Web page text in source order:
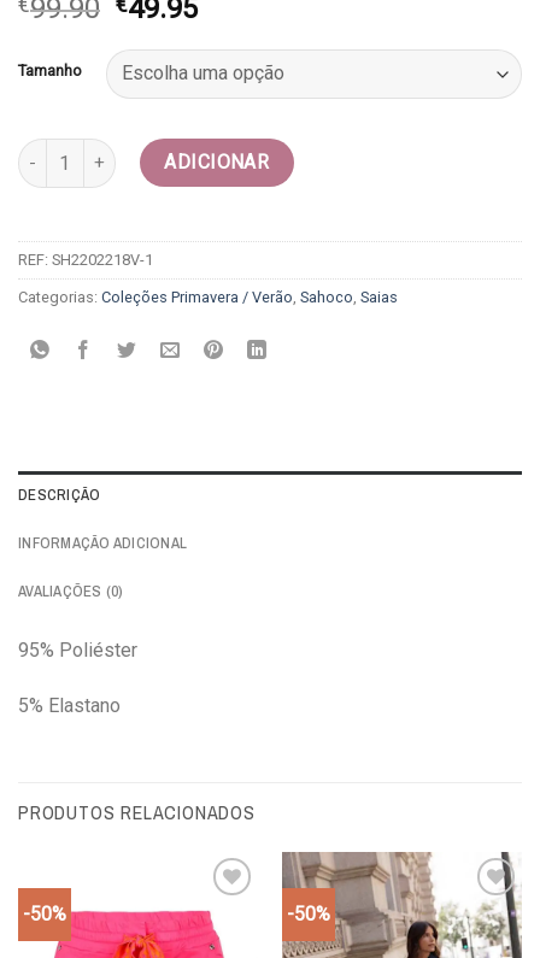
99.90 O
original
era:
49.95O
atual
é:
Tamanho
Quantidade de Saia sahoco
ADICIONAR
REF: SH2202218V-1
Categorias: Coleções Primavera / Verão, Sahoco, Saias
DESCRIÇÃO
INFORMAÇÃO ADICIONAL
AVALIAÇÕES (0)
95% Poliéster
5% Elastano
PRODUTOS RELACIONADOS
-50%
Add to
wishlist
-50%
Add to
wishlist